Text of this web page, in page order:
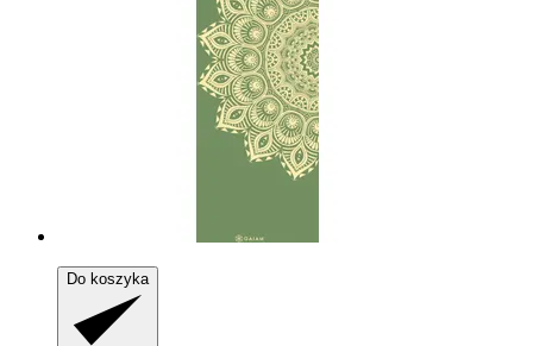
Do koszyka